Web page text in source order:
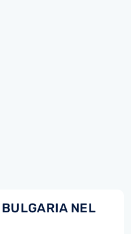
NEL